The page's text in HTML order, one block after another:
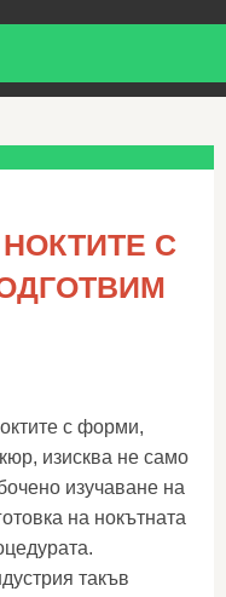
С
с форми,
изисква не само
изучаване на
на нокътната
такъв